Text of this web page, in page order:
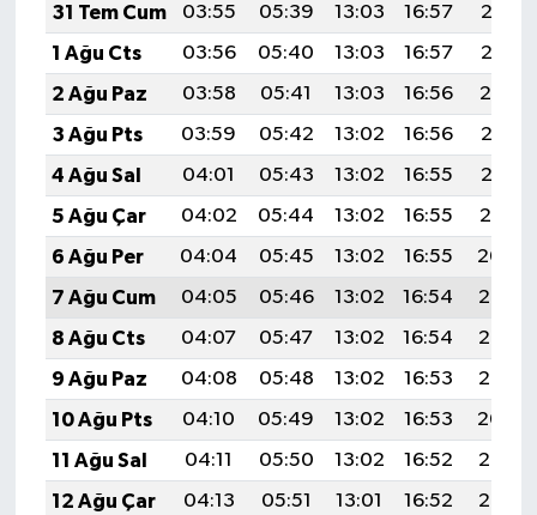
31 Tem Cum
03:55 05:39 13:03 16:57
20:16
1 Ağu Cts
03:56 05:40 13:03 16:57
20:15
2 Ağu Paz
03:58 05:41 13:03 16:56
20:14
3 Ağu Pts
03:59 05:42 13:02 16:56
20:13
4 Ağu Sal
04:01 05:43 13:02 16:55
20:12
5 Ağu Çar
04:02 05:44 13:02 16:55
20:10
6 Ağu Per
04:04 05:45 13:02 16:55
20:09
7 Ağu Cum
04:05 05:46 13:02 16:54
20:08
8 Ağu Cts
04:07 05:47 13:02 16:54
20:07
9 Ağu Paz
04:08 05:48 13:02 16:53
20:06
10 Ağu Pts
04:10 05:49 13:02 16:53
20:04
11 Ağu Sal
04:11 05:50 13:02 16:52
20:03
12 Ağu Çar
04:13 05:51 13:01 16:52
20:02